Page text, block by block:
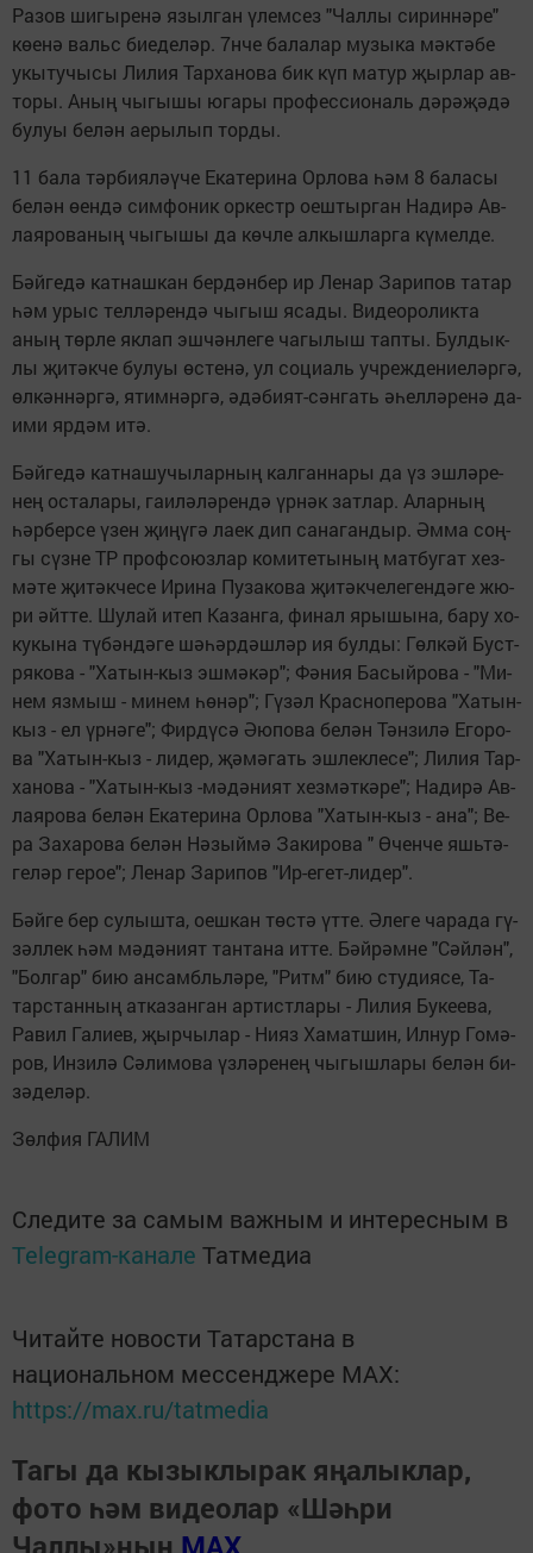
Ра­зов ши­гы­ре­нә языл­ган үлем­сез "Чал­лы си­рин­нә­ре"
кө­е­нә вальс би­е­де­ләр. 7нче ба­ла­лар му­зы­ка мәк­тә­бе
укы­ту­чы­сы Ли­лия Тар­ха­но­ва бик күп ма­тур җыр­лар ав­
то­ры. Аның чы­гы­шы юга­ры про­фес­си­о­наль дә­рә­җә­дә
бу­луы бе­лән ае­ры­лып тор­ды.
11 ба­ла тәр­би­я­лә­ү­че Ека­те­ри­на Ор­ло­ва һәм 8 ба­ла­сы
бе­лән өен­дә сим­фо­ник ор­кестр оеш­тыр­ган На­ди­рә Ав­
ла­я­ро­ва­ның чы­гы­шы да көч­ле ал­кыш­лар­га кү­мел­де.
Бәй­ге­дә кат­наш­кан бер­дән­бер ир Ле­нар За­ри­пов та­тар
һәм урыс тел­лә­рен­дә чы­гыш яса­ды. Ви­де­о­ро­лик­та
аның төр­ле як­лап эш­чән­ле­ге ча­гы­лыш тап­ты. Бул­дык­
лы җи­тәк­че бу­луы өс­те­нә, ул со­ци­аль уч­реж­де­ни­е­ләр­гә,
өл­кән­нәр­гә, ятим­нәр­гә, әдә­би­ят-сән­гать әһел­лә­ре­нә да­
и­ми яр­дәм итә.
Бәй­ге­дә кат­на­шу­чы­лар­ның кал­ган­на­ры да үз эш­лә­ре­
нең ос­та­ла­ры, га­и­лә­лә­рен­дә үр­нәк зат­лар. Алар­ның
һәр­бер­се үзен җи­ңү­гә ла­ек дип са­на­ган­дыр. Әм­ма соң­
гы сүз­не ТР проф­со­юз­лар ко­ми­те­ты­ның мат­бу­гат хез­
мә­те җи­тәк­че­се Ири­на Пу­за­ко­ва җи­тәк­че­ле­ген­дә­ге жю­
ри әйт­те. Шу­лай итеп Ка­зан­га, фи­нал яры­шы­на, ба­ру хо­
ку­кы­на тү­бән­дә­ге шә­һәр­дәш­ләр ия бул­ды: Гөл­кәй Бус­т­
ря­ко­ва - "Ха­тын-кыз эш­мә­кәр"; Фә­ния Ба­сый­ро­ва - "Ми­
нем яз­мыш - ми­нем һө­нәр"; Гү­зәл Крас­но­пе­ро­ва "Ха­тын-
кыз - ел үр­нә­ге"; Фир­дү­сә Әю­по­ва бе­лән Тән­зи­лә Его­ро­
ва "Ха­тын-кыз - ли­дер, җә­мә­гать эш­лек­ле­се"; Ли­лия Тар­
ха­но­ва - "Ха­тын-кыз -мә­дә­ни­ят хез­мәт­кә­ре"; На­ди­рә Ав­
ла­я­ро­ва бе­лән Ека­те­ри­на Ор­ло­ва "Ха­тын-кыз - ана"; Ве­
ра За­ха­ро­ва бе­лән Нә­зый­мә За­ки­ро­ва " Өчен­че яшь­тә­
ге­ләр ге­рое"; Ле­нар За­ри­пов "Ир-егет-ли­дер".
Бәй­ге бер су­лыш­та, оеш­кан төс­тә үт­те. Әле­ге ча­ра­да гү­
зәл­лек һәм мә­дә­ни­ят тан­та­на ит­те. Бәй­рәм­не "Сәй­лән",
"Бол­гар" бию ан­самбль­лә­ре, "Ритм" бию сту­ди­я­се, Та­
тар­стан­ның ат­ка­зан­ган ар­тист­ла­ры - Ли­лия Бу­ке­е­ва,
Ра­вил Га­ли­ев, җыр­чы­лар - Ни­яз Ха­мат­шин, Ил­нур Го­мә­
ров, Ин­зи­лә Сә­ли­мо­ва үз­лә­ре­нең чы­гыш­ла­ры бе­лән би­
зә­де­ләр.
Зөл­фия ГА­ЛИМ
Следите за самым важным и интересным в
Telegram-канале Татмедиа
Читайте новости Татарстана в
национальном мессенджере MАХ:
https://max.ru/tatmedia
Тагы да кызыклырак яңалыклар,
фото һәм видеолар «Шәһри